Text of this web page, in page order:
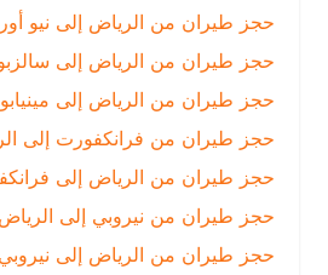
حجز طيران من الرياض إلى نيو أورلينز |
حجز طيران من الرياض إلى سالزبورغ |
حجز طيران من الرياض إلى مينيابولس |
حجز طيران من فرانكفورت إلى الرياض
حجز طيران من الرياض إلى فرانكفورت
حجز طيران من نيروبي إلى الرياض
|
حجز طيران من الرياض إلى نيروبي |